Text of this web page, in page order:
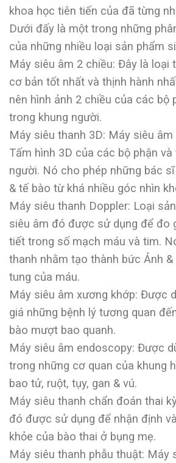
khoa học tiên tiến của đã từng
Dưới đấy là một trong những
của những nhiều loại sản phẩm
Máy siêu âm 2 chiều: Đây là loại
cơ bản tốt nhất và thịnh hành
nên hình ảnh 2 chiều của các bộ
trong khung người.
Máy siêu thanh 3D: Máy siêu
Tấm hình 3D của các bộ phận
người. Nó cho phép những bác
& tế bào từ khá nhiều góc nhìn
Máy siêu thanh Doppler: Loại
siêu âm đó được sử dụng để đo
tiết trong số mạch máu và tim.
thanh nhằm tạo thành bức Ảnh
tung của máu.
Máy siêu âm xương khớp: Được
giá những bệnh lý tương quan
bào mượt bao quanh.
Máy siêu âm endoscopy: Được
trong những cơ quan của khung
bao tử, ruột, tụy, gan & vú.
Máy siêu thanh chẩn đoán thai
đó được sử dụng để nhận định
khỏe của bào thai ở bụng mẹ.
Máy siêu thanh phẫu thuật: Máy